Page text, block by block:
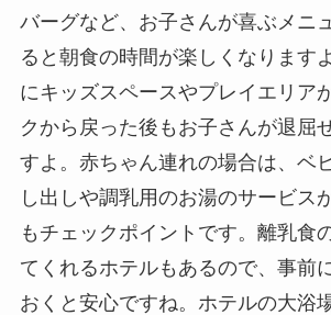
バーグなど、お子さんが喜ぶメニ
ると朝食の時間が楽しくなります
にキッズスペースやプレイエリア
クから戻った後もお子さんが退屈
すよ。赤ちゃん連れの場合は、ベ
し出しや調乳用のお湯のサービス
もチェックポイントです。離乳食
てくれるホテルもあるので、事前
おくと安心ですね。ホテルの大浴